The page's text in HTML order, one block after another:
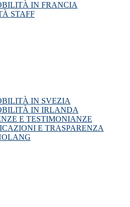
IN FRANCIA
STAFF
IN SVEZIA
IN IRLANDA
E TESTIMONIANZE
E TRASPARENZA